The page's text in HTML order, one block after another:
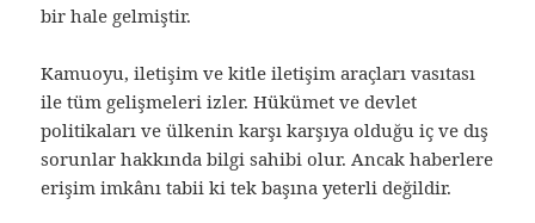
bir hale gelmiştir.
Kamuoyu, iletişim ve kitle iletişim araçları vasıtası
ile tüm gelişmeleri izler. Hükümet ve devlet
politikaları ve ülkenin karşı karşıya olduğu iç ve dış
sorunlar hakkında bilgi sahibi olur. Ancak haberlere
erişim imkânı tabii ki tek başına yeterli değildir.